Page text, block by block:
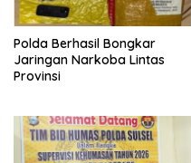
Polda Berhasil Bongkar
Jaringan Narkoba Lintas
Provinsi